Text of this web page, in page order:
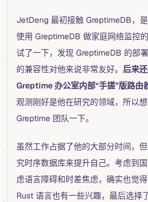
JetDeng 最初接触 GreptimeDB，
使用 GreptimeDB 做家庭网络监控
试了一下，发现 GreptimeDB 的部
的兼容性对他来说非常友好。 后来
Greptime 办公室内部“手搓”版路由
观测刚好是他在研究的领域，所以
Greptime 团队一下。
虽然工作占据了他的大部分时间，
究时序数据库来提升自己。考虑到
虑语言障碍和时差焦虑，确实也觉
Rust 语言也有一些兴趣，最后选择